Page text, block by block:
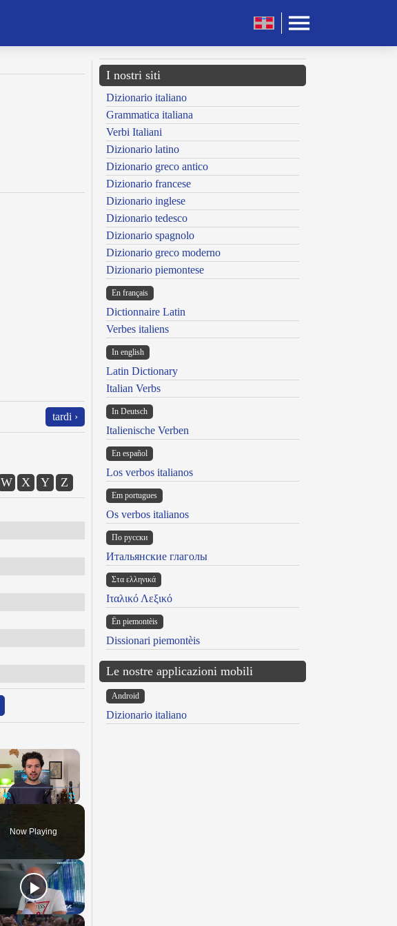
tardi ›
W X Y Z
×
Fullscreen
Now Playing
I nostri siti
Dizionario italiano
Grammatica italiana
Verbi Italiani
Dizionario latino
Dizionario greco antico
Dizionario francese
Dizionario inglese
Dizionario tedesco
Dizionario spagnolo
Dizionario greco moderno
Dizionario piemontese
En français
Dictionnaire Latin
Verbes italiens
In english
Latin Dictionary
Italian Verbs
In Deutsch
Italienische Verben
En español
Los verbos italianos
Em portugues
Os verbos italianos
По русски
Итальянские глаголы
Στα ελληνικά
Ιταλικό Λεξικό
Ën piemontèis
Dissionari piemontèis
Le nostre applicazioni mobili
Android
Dizionario italiano